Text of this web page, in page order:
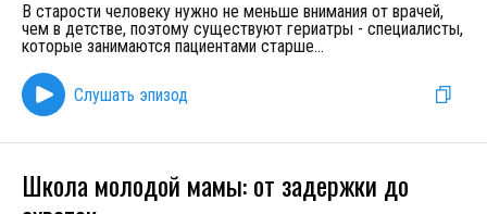
В старости человеку нужно не меньше внимания от врачей,
чем в детстве, поэтому существуют гериатры - специалисты,
которые занимаются пациентами старше...
Слушать эпизод
Школа молодой мамы: от задержки до